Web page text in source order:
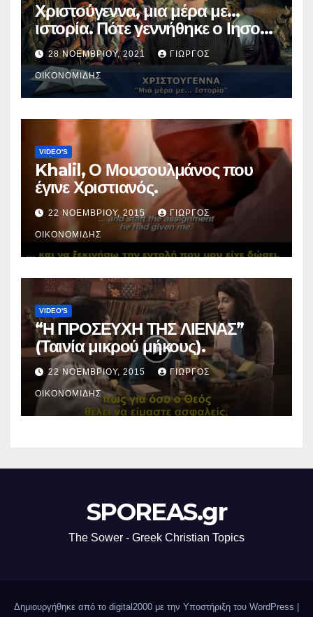
Χριστούγεννα, μια μέρα με…
ιστορία. Πότε γεννήθηκε ο Ιησούς
Χριστός; (Βίντεο).
28 ΝΟΕΜΒΡΊΟΥ, 2021 ΓΙΏΡΓΟΣ
ΟΙΚΟΝΟΜΊΔΗΣ
VIDEO'S
Khalil, Ο Μουσουλμάνος που
έγινε Χριστιανός.
22 ΝΟΕΜΒΡΊΟΥ, 2015 ΓΙΏΡΓΟΣ
ΟΙΚΟΝΟΜΊΔΗΣ
VIDEO'S
“Η ΠΡΟΣΕΥΧΗ ΤΗΣ ΛΙΕΝΑΣ”
(Ταινία μικρού μήκους).
22 ΝΟΕΜΒΡΊΟΥ, 2015 ΓΙΏΡΓΟΣ
ΟΙΚΟΝΟΜΊΔΗΣ
SPOREAS.gr
The Sower - Greek Christian Topics
Δημιουργήθηκε από το digital2000 με την Υποστήριξη του WordPress